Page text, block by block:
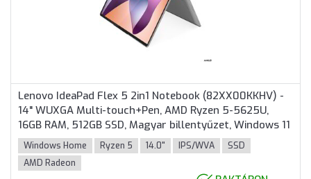
Lenovo IdeaPad Flex 5 2in1 Notebook (82XX00KKHV) -
14" WUXGA Multi-touch+Pen, AMD Ryzen 5-5625U,
16GB RAM, 512GB SSD, Magyar billentyűzet, Windows 11
Home, 3 év garancia, Szürke színben
Windows Home Ryzen 5 14.0" IPS/WVA
SSD
AMD Radeon